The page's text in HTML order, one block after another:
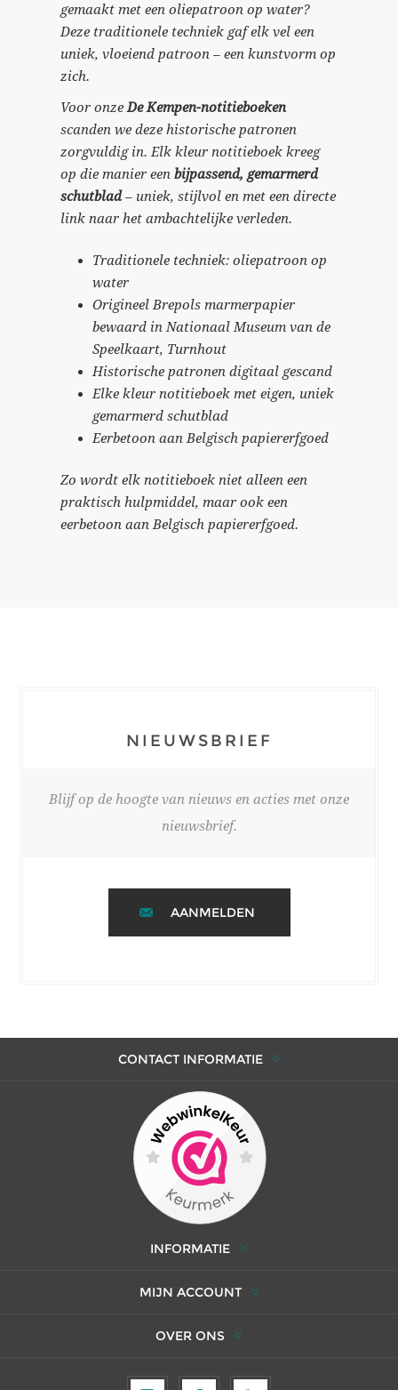
gemaakt met een oliepatroon op water?
Deze traditionele techniek gaf elk vel een
uniek, vloeiend patroon – een kunstvorm op
zich.
Voor onzeDe Kempen-notitieboeken
scanden we deze historische patronen
zorgvuldig in. Elk kleur notitieboek kreeg
op die manier eenbijpassend, gemarmerd
schutblad– uniek, stijlvol en met een directe
link naar het ambachtelijke verleden.
Traditionele techniek: oliepatroon op
water
Origineel Brepols marmerpapier
bewaard in Nationaal Museum van de
Speelkaart, Turnhout
Historische patronen digitaal gescand
Elke kleur notitieboek met eigen, uniek
gemarmerd schutblad
Eerbetoon aan Belgisch papiererfgoed
Zo wordt elk notitieboek niet alleen een
praktisch hulpmiddel, maar ook een
eerbetoon aan Belgisch papiererfgoed.
NIEUWSBRIEF
Blijf op de hoogte van nieuws en acties met onze
nieuwsbrief.
AANMELDEN
CONTACT INFORMATIE
INFORMATIE
MIJN ACCOUNT
OVER ONS